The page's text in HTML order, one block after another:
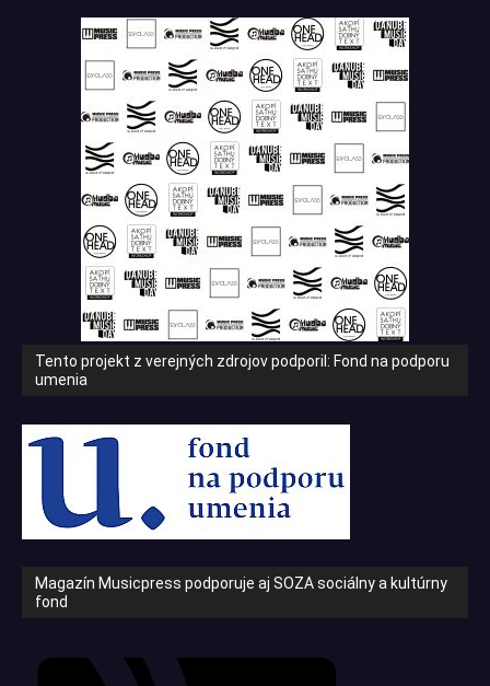
Tento projekt z verejných zdrojov podporil: Fond na podporu
umenia
Magazín Musicpress podporuje aj SOZA sociálny a kultúrny
fond